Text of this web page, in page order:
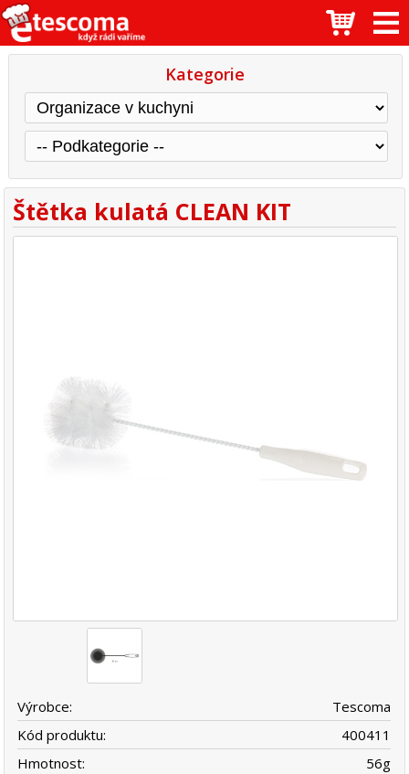
Kategorie
Štětka kulatá CLEAN KIT
Výrobce:
Tescoma
Kód produktu:
400411
Hmotnost:
56g